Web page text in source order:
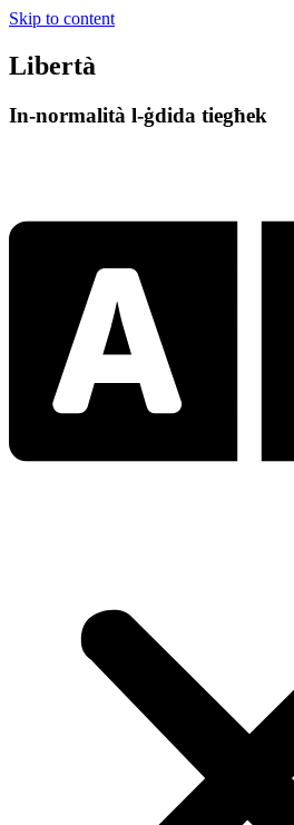
Skip to content
Libertà
In-normalità l-ġdida tiegħek